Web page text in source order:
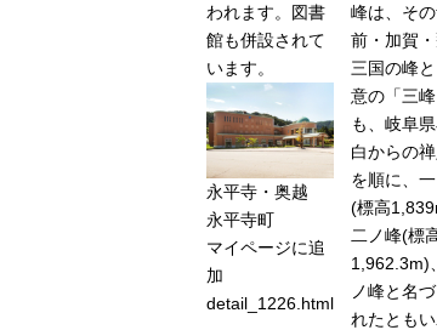
われます。図書
館も併設されて
います。
永平寺・奥越
永平寺町
マイページに追
加
detail_1226.html
峰は、そ
前・加賀
三国の峰
意の「三
も、岐阜
白からの
を順に、
(標高
二ノ峰(標
1,962.3m)
ノ峰と名
れたとも